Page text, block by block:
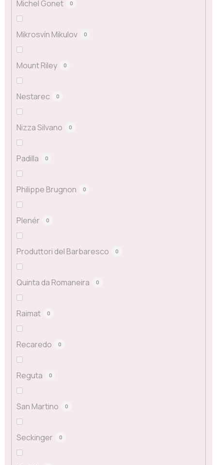
Michel Gonet 0
Mikrosvín Mikulov 0
Mount Riley 0
Nestarec 0
Nizza Silvano 0
Padilla 0
Philippe Brugnon 0
Plenér 0
Produttori del Barbaresco 0
Quinta da Romaneira 0
Raimat 0
Recaredo 0
Reguta 0
San Martino 0
Seckinger 0